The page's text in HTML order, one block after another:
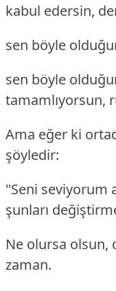
kabul edersin,
sen böyle
sen böyle
tamamlıyorsun,
Ama eğer ki
şöyledir:
"Seni seviyorum
şunları
Ne olursa olsun,
zaman.